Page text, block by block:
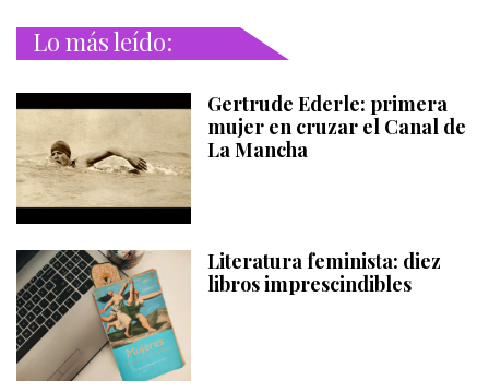
Lo más leído:
Gertrude Ederle: primera
mujer en cruzar el Canal de
La Mancha
Literatura feminista: diez
libros imprescindibles